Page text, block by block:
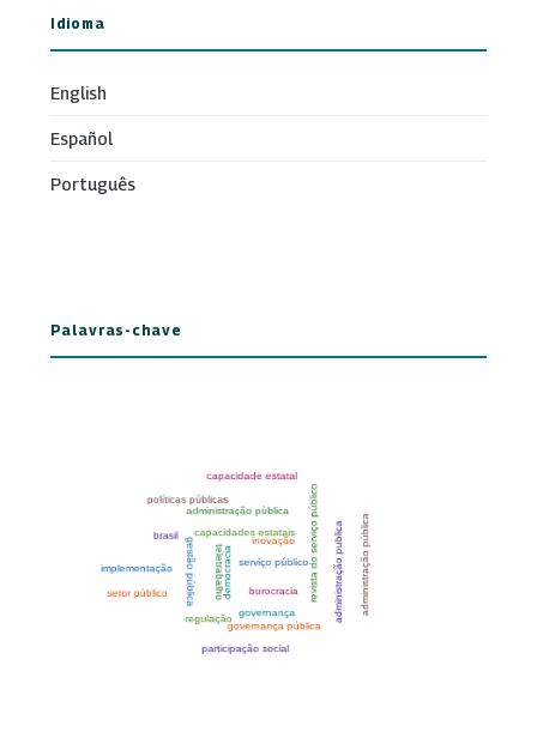
Idioma
English
Español
Português
Palavras-chave